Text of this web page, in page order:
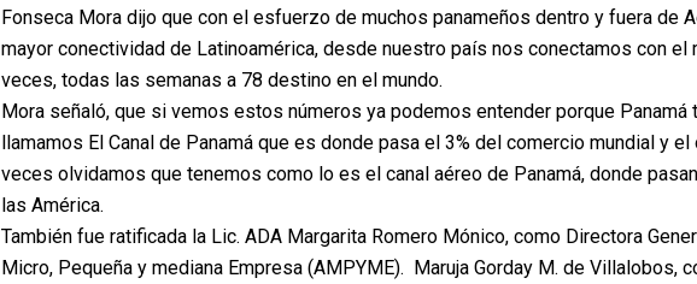
Fonseca Mora dijo que con el esfuerzo de muchos panameños dentro y fuera de
mayor conectividad de Latinoamérica, desde nuestro país nos conectamos con el
veces, todas las semanas a 78 destino en el mundo.
Mora señaló, que si vemos estos números ya podemos entender porque Panamá
llamamos El Canal de Panamá que es donde pasa el 3% del comercio mundial y
veces olvidamos que tenemos como lo es el canal aéreo de Panamá, donde
las América.
También fue ratificada la Lic. ADA Margarita Romero Mónico, como Directora
Micro, Pequeña y mediana Empresa (AMPYME). Maruja Gorday M. de Villalobos,